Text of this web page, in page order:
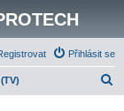
Přihlásit se